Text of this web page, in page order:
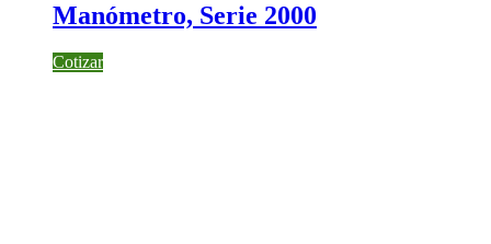
Manómetro, Serie 2000
Cotizar